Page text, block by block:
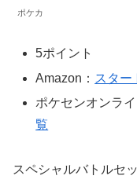
ポケカ
5ポイント
Amazon： スター
ポケセンオンライ
覧
スペシャルバトルセ